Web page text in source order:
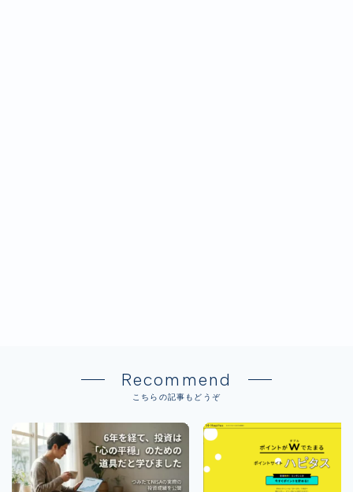
Recommend
こちらの記事もどうぞ